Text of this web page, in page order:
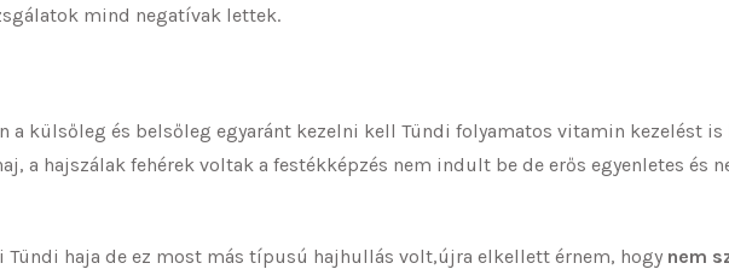
mind negatívak lettek.
a külsőleg és belsőleg egyaránt kezelni kell Tündi folyamatos vitamin kezelést
a hajszálak fehérek voltak a festékképzés nem indult be de erős egyenletes és
haja de ez most más típusú hajhullás volt,újra elkellett érnem, hogy nem